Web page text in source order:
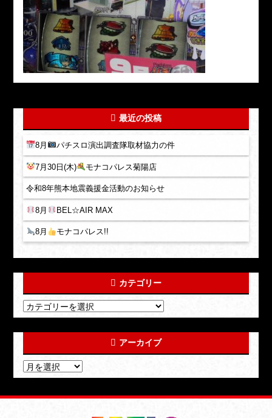
最近の投稿
8月 パチスロ演出調査隊取材協力の件
7月30日(木) モナコパレス菊陽店
令和8年熊本地震義援金活動のお知らせ
8月 BEL☆AIR MAX
8月 モナコパレス!!
カテゴリー
アーカイブ